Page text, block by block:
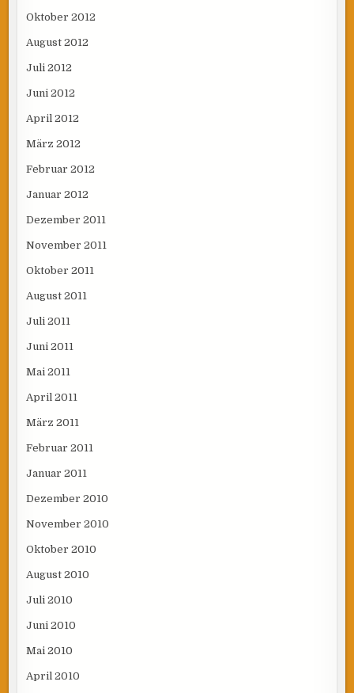
Oktober 2012
August 2012
Juli 2012
Juni 2012
April 2012
März 2012
Februar 2012
Januar 2012
Dezember 2011
November 2011
Oktober 2011
August 2011
Juli 2011
Juni 2011
Mai 2011
April 2011
März 2011
Februar 2011
Januar 2011
Dezember 2010
November 2010
Oktober 2010
August 2010
Juli 2010
Juni 2010
Mai 2010
April 2010